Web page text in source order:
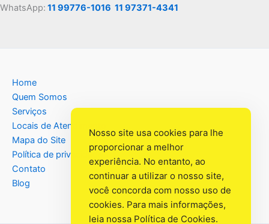
WhatsApp: 11 99776-1016 11 97371-4341
Home
Quem Somos
Serviços
Locais de Atendimento
Mapa do Site
Política de privacidade
Contato
Blog
Nosso site usa cookies para lhe
proporcionar a melhor
experiência. No entanto, ao
continuar a utilizar o nosso site,
você concorda com nosso uso de
cookies. Para mais informações,
leia nossa Política de Cookies.